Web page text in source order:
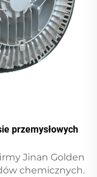
przemysłowych
Jinan Golden
chemicznych.